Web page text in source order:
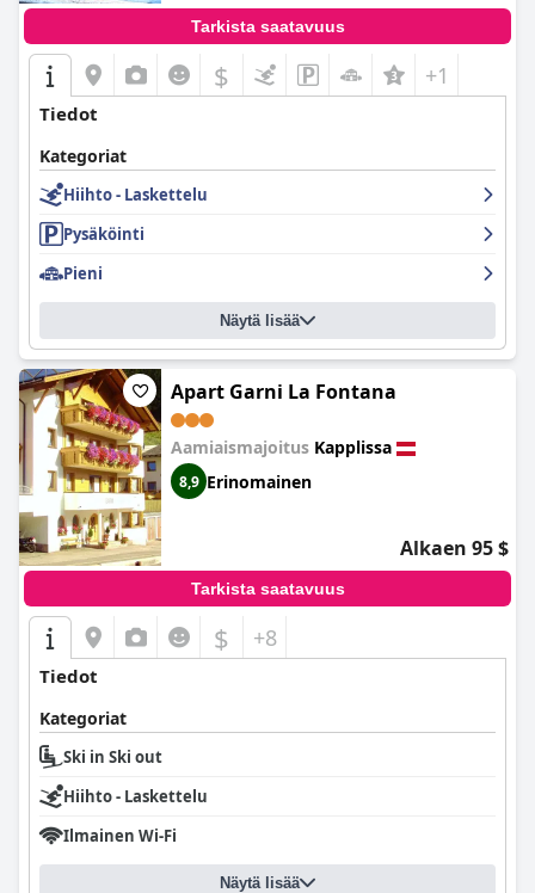
Tarkista saatavuus
$ +1
Tiedot
Kategoriat
Hiihto - Laskettelu
Pysäköinti
Pieni
Näytä lisää
Apart Garni La Fontana
Aamiaismajoitus Kapplissa
8,9 Erinomainen
Alkaen 95 $
Tarkista saatavuus
$ +8
Tiedot
Kategoriat
Ski in Ski out
Hiihto - Laskettelu
Ilmainen Wi-Fi
Näytä lisää